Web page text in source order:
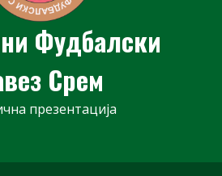
Фудбалски
Срем
презентација